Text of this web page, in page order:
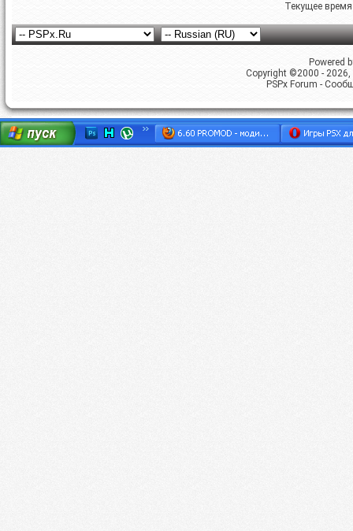
Текущее
Powered
Copyright ©2000 -
PSPx Forum -